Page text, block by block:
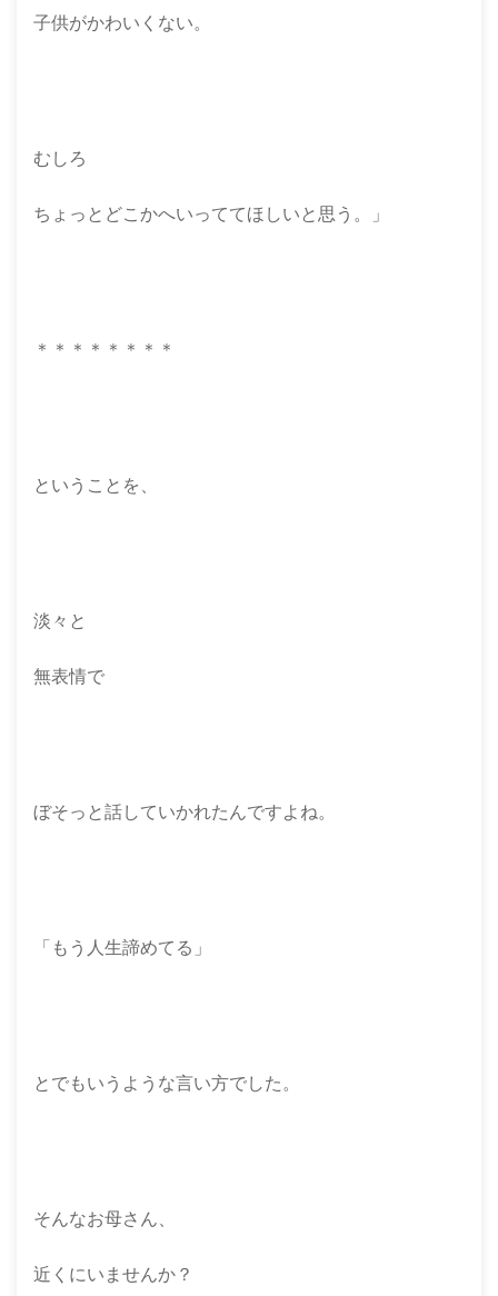
子供がかわいくない。
むしろ
ちょっとどこかへいっててほしいと思う。」
＊＊＊＊＊＊＊＊
ということを、
淡々と
無表情で
ぼそっと話していかれたんですよね。
「もう人生諦めてる」
とでもいうような言い方でした。
そんなお母さん、
近くにいませんか？